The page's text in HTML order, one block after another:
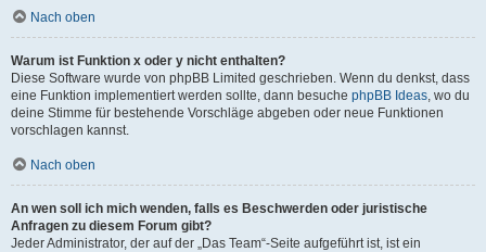
Nach oben
Warum ist Funktion x oder y nicht enthalten?
Diese Software wurde von phpBB Limited geschrieben. Wenn du denkst, dass
eine Funktion implementiert werden sollte, dann besuche phpBB Ideas, wo du
deine Stimme für bestehende Vorschläge abgeben oder neue Funktionen
vorschlagen kannst.
Nach oben
An wen soll ich mich wenden, falls es Beschwerden oder juristische
Anfragen zu diesem Forum gibt?
Jeder Administrator, der auf der „Das Team“-Seite aufgeführt ist, ist ein